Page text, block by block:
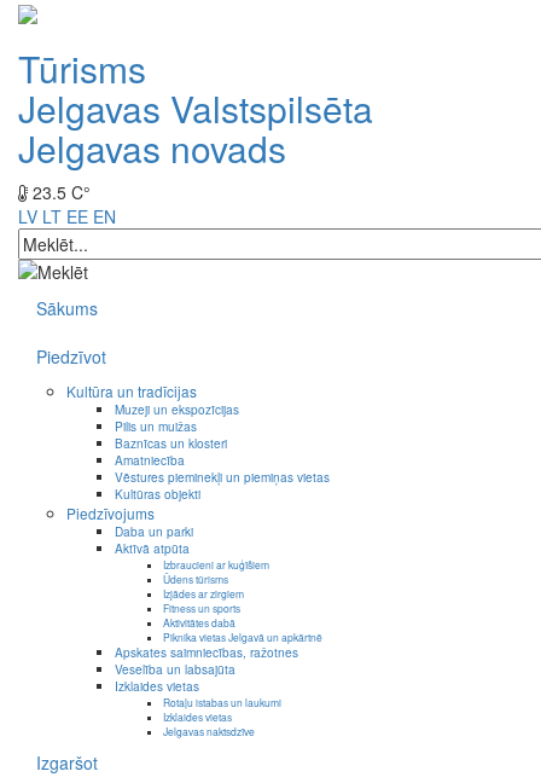
Tūrisms
Jelgavas Valstspilsēta
Jelgavas novads
23.5 C°
LV LT EE EN
Sākums
Piedzīvot
Kultūra un tradīcijas
Muzeji un ekspozīcijas
Pilis un muižas
Baznīcas un klosteri
Amatniecība
Vēstures pieminekļi un piemiņas vietas
Kultūras objekti
Piedzīvojums
Daba un parki
Aktīvā atpūta
Izbraucieni ar kuģīšiem
Ūdens tūrisms
Izjādes ar zirgiem
Fitness un sports
Aktivitātes dabā
Piknika vietas Jelgavā un apkārtnē
Apskates saimniecības, ražotnes
Veselība un labsajūta
Izklaides vietas
Rotaļu istabas un laukumi
Izklaides vietas
Jelgavas naktsdzīve
Izgaršot